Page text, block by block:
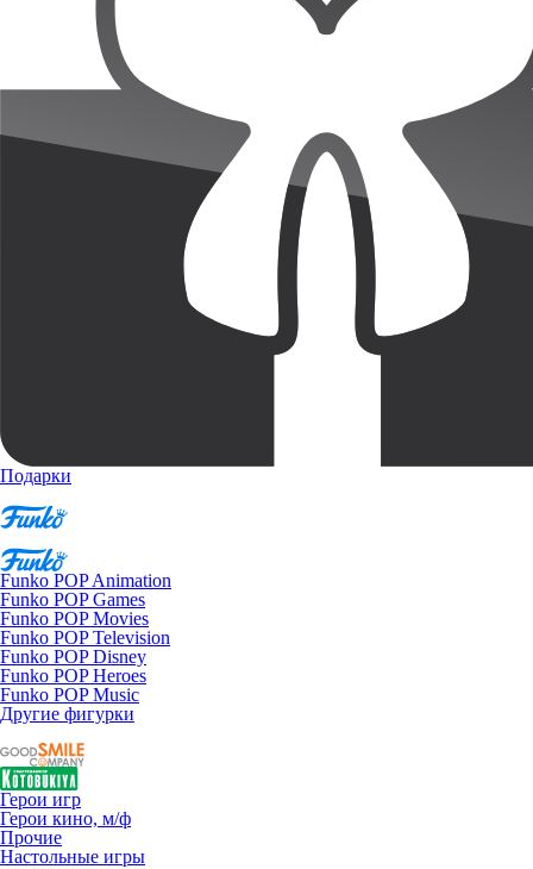
Подарки
Funko POP Animation
Funko POP Games
Funko POP Movies
Funko POP Television
Funko POP Disney
Funko POP Heroes
Funko POP Music
Другие фигурки
Герои игр
Герои кино, м/ф
Прочие
Настольные игры